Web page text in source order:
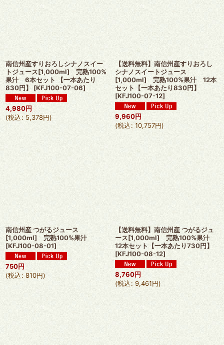
南信州産すりおろしシナノスイー
トジュース[1,000ml] 完熟100%
果汁 6本セット 【一本あたり
830円】
[KFJ100-07-06]
4,980円
(税込: 5,378円)
【送料無料】南信州産すりおろし
シナノスイートジュース
[1,000ml] 完熟100%果汁 12本
セット【一本あたり830円】
[KFJ100-07-12]
9,960円
(税込: 10,757円)
南信州産 つがるジュース
[1,000ml] 完熟100%果汁
[KFJ100-08-01]
750円
(税込: 810円)
【送料無料】南信州産 つがるジュ
ース[1,000ml] 完熟100%果汁
12本セット【一本あたり730円】
[KFJ100-08-12]
8,760円
(税込: 9,461円)